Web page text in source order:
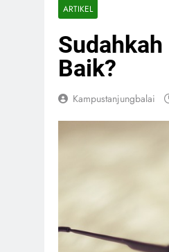
ARTIKEL
Baik?
Kampustanjungbalai